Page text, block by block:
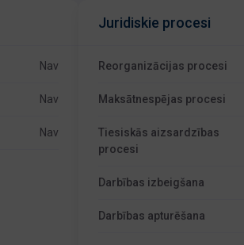
Nav
Nav
Nav
Juridiskie procesi
Reorganizācijas procesi
Maksātnespējas procesi
Tiesiskās aizsardzības
procesi
Darbības izbeigšana
Darbības apturēšana